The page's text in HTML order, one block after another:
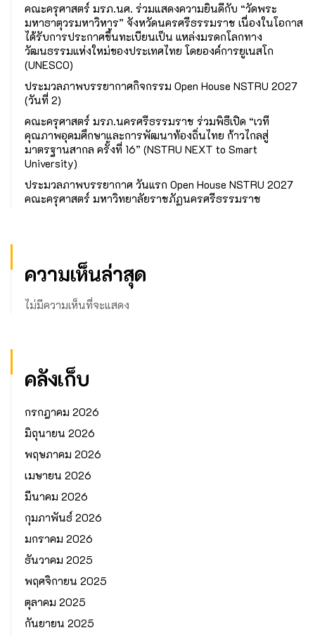
คณะครุศาสตร์ มรภ.นศ. ร่วมแสดงความยินดีกับ “วัดพระ
มหาธาตุวรมหาวิหาร” จังหวัดนครศรีธรรมราช เนื่องในโอกาส
ได้รับการประกาศขึ้นทะเบียนเป็น แหล่งมรดกโลกทาง
วัฒนธรรมแห่งใหม่ของประเทศไทย โดยองค์การยูเนสโก
(UNESCO)
ประมวลภาพบรรยากาศกิจกรรม Open House NSTRU 2027
(วันที่ 2)
คณะครุศาสตร์ มรภ.นครศรีธรรมราช ร่วมพิธีเปิด “เวที
คุณภาพอุดมศึกษาและการพัฒนาท้องถิ่นไทย ก้าวไกลสู่
มาตรฐานสากล ครั้งที่ 16” (NSTRU NEXT to Smart
University)
ประมวลภาพบรรยากาศ วันแรก Open House NSTRU 2027
คณะครุศาสตร์ มหาวิทยาลัยราชภัฏนครศรีธรรมราช
ความเห็นล่าสุด
ไม่มีความเห็นที่จะแสดง
คลังเก็บ
กรกฎาคม 2026
มิถุนายน 2026
พฤษภาคม 2026
เมษายน 2026
มีนาคม 2026
กุมภาพันธ์ 2026
มกราคม 2026
ธันวาคม 2025
พฤศจิกายน 2025
ตุลาคม 2025
กันยายน 2025